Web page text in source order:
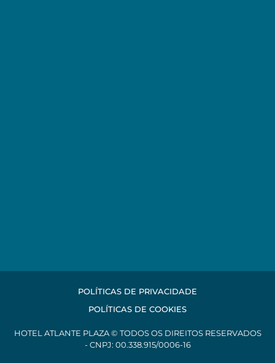
POLÍTICAS DE PRIVACIDADE
POLÍTICAS DE COOKIES
HOTEL ATLANTE PLAZA © TODOS OS DIREITOS RESERVADOS
- CNPJ: 00.338.915/0006-16